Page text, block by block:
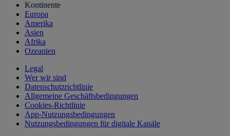
Kontinente
Europa
Amerika
Asien
Afrika
Ozeanien
Legal
Wer wir sind
Datenschutzrichtlinie
Allgemeine Geschäftsbedingungen
Cookies-Richtlinie
App-Nutzungsbedingungen
Nutzungsbedingungen für digitale Kanäle